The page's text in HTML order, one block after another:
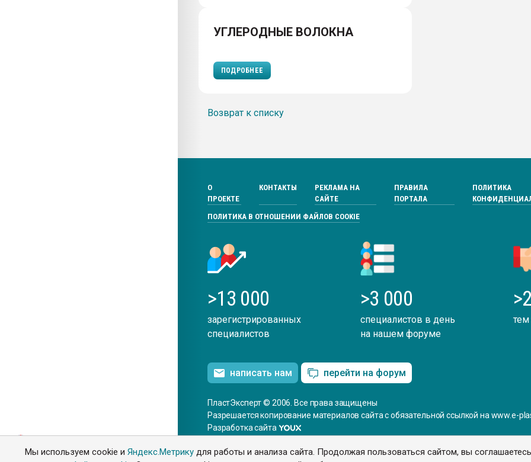
Мы используем cookie иЯндекс.Метрику для работы и анализа сайта. Продолжая пользоваться сайтом, вы
УГЛЕРОДНЫЕ ВОЛОКНА
ПОДРОБНЕЕ
Возврат к списку
О
ПРОЕКТЕ
КОНТАКТЫ
РЕКЛАМА НА
САЙТЕ
ПРАВИЛА
ПОРТАЛА
ПОЛИТИКА
ПОЛИТИКА В ОТНОШЕНИИ ФАЙЛОВ COOKIE
>13 000
зарегистрированных
специалистов
>3 000
специалистов в день
на нашем форуме
тем
написать нам перейти на форум
ПластЭксперт © 2006. Все права защищены
Разрешается копирование материалов сайта с обязательной ссылкой на www.e-
Разработка сайта